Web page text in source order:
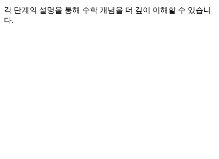
각 단계의 설명을 통해 수학 개념을 더 깊이 이해할 수 있습니
다.